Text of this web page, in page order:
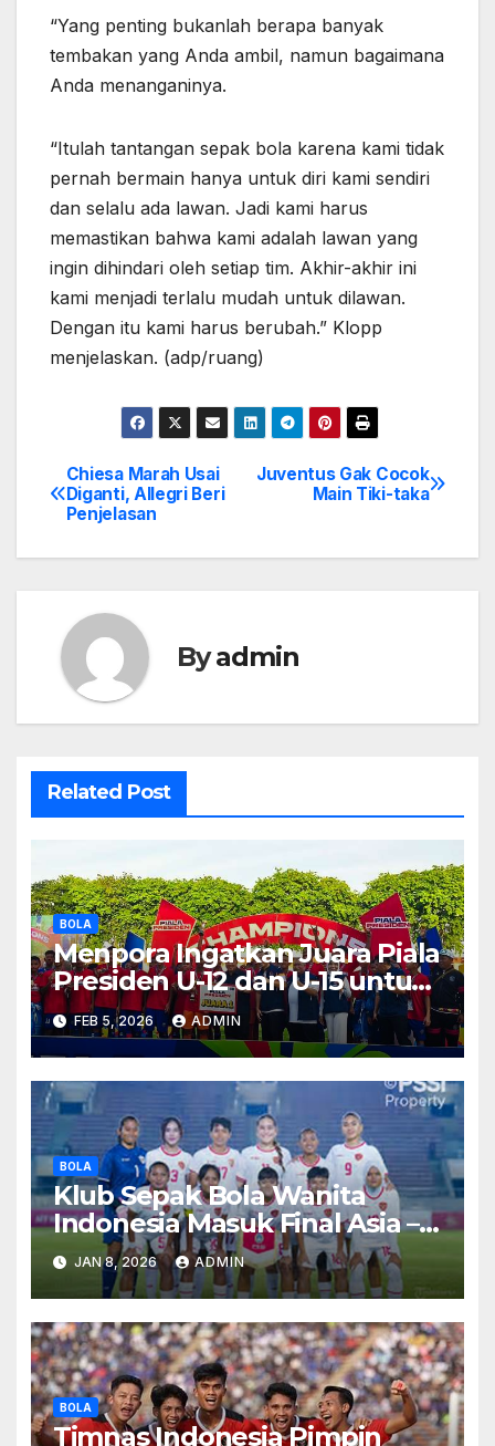
“Yang penting bukanlah berapa banyak
tembakan yang Anda ambil, namun bagaimana
Anda menanganinya.
“Itulah tantangan sepak bola karena kami tidak
pernah bermain hanya untuk diri kami sendiri
dan selalu ada lawan. Jadi kami harus
memastikan bahwa kami adalah lawan yang
ingin dihindari oleh setiap tim. Akhir-akhir ini
kami menjadi terlalu mudah untuk dilawan.
Dengan itu kami harus berubah.” Klopp
menjelaskan. (adp/ruang)
Post
navigation
Juventus Gak Cocok
Main Tiki-taka
Chiesa Marah Usai
Diganti, Allegri Beri
Penjelasan
Byadmin
Related Post
BOLA
Menpora Ingatkan Juara Piala
Presiden U-12 dan U-15 untuk
Terus Berkembang
FEB 5, 2026 ADMIN
BOLA
Klub Sepak Bola Wanita
Indonesia Masuk Final Asia –
Apa Rahasianya?
JAN 8, 2026 ADMIN
BOLA
Timnas Indonesia Pimpin